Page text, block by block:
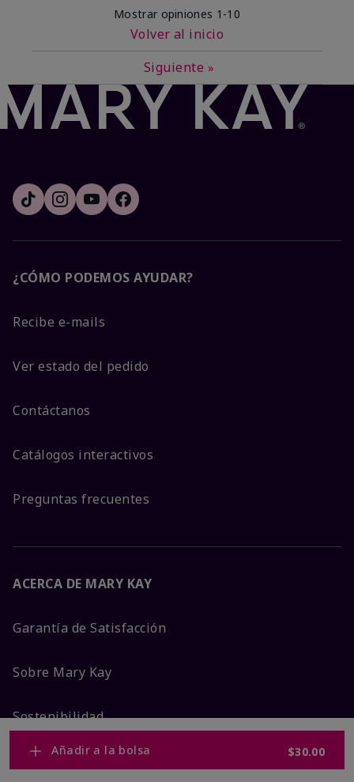
Añadir a la bolsa $30.00
Mostrar opiniones 1-10
Volver al inicio
Siguiente »
¿CÓMO PODEMOS AYUDAR?
Recibe e-mails
Ver estado del pedido
Contáctanos
Catálogos interactivos
Preguntas frecuentes
ACERCA DE MARY KAY
Garantía de Satisfacción
Sobre Mary Kay
Sostenibilidad
Promesa De Producto